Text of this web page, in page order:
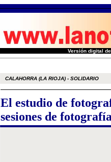
Versión digital
CALAHORRA (LA RIOJA) - SOLIDARIO
El estudio de
sesiones de